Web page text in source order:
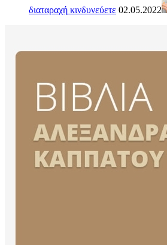
διαταραχή κινδυνεύετε 02.05.2022